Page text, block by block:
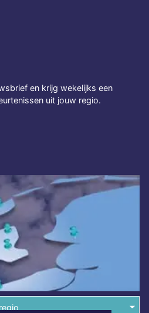
en krijg wekelijks een
uit jouw regio.